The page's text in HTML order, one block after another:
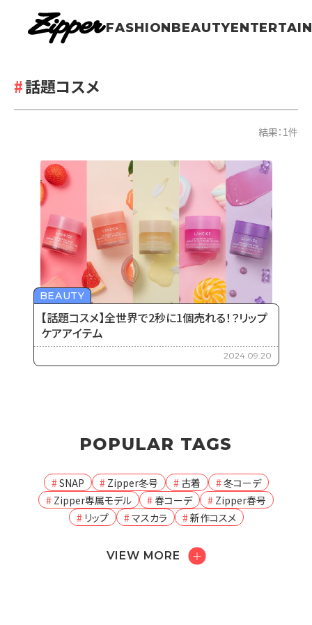
FASHIONBEAUTY
話題コスメ
結果：1件
BEAUTY
【話題コスメ】全世界で2秒に1個売れる！？リップ
ケアアイテム
2024.09.20
POPULAR TAGS
SNAP Zipper冬号 古着
冬コーデ
Zipper専属モデル
春コーデ
Zipper春号
リップ
マスカラ 新作コスメ
VIEW MORE